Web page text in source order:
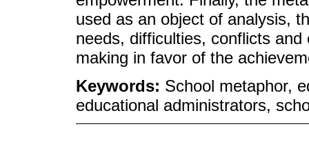
used as an object of analysis,
needs, difficulties, conflicts
making in favor of the
Keywords: School metaphor,
educational administrators,